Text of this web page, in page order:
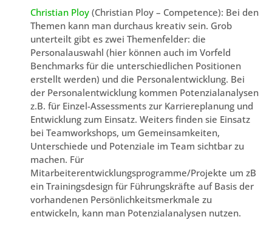
Christian Ploy (Christian Ploy – Competence): Bei den
Themen kann man durchaus kreativ sein. Grob
unterteilt gibt es zwei Themenfelder: die
Personalauswahl (hier können auch im Vorfeld
Benchmarks für die unterschiedlichen Positionen
erstellt werden) und die Personalentwicklung. Bei
der Personalentwicklung kommen Potenzialanalysen
z.B. für Einzel-Assessments zur Karriereplanung und
Entwicklung zum Einsatz. Weiters finden sie Einsatz
bei Teamworkshops, um Gemeinsamkeiten,
Unterschiede und Potenziale im Team sichtbar zu
machen. Für
Mitarbeiterentwicklungsprogramme/Projekte um zB
ein Trainingsdesign für Führungskräfte auf Basis der
vorhandenen Persönlichkeitsmerkmale zu
entwickeln, kann man Potenzialanalysen nutzen.